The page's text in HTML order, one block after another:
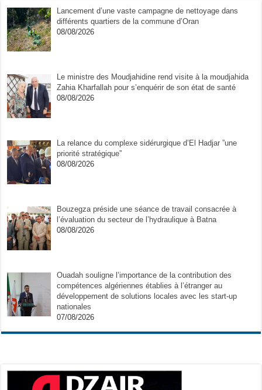
Lancement d’une vaste campagne de nettoyage dans
différents quartiers de la commune d’Oran
08/08/2026
Le ministre des Moudjahidine rend visite à la moudjahida
Zahia Kharfallah pour s’enquérir de son état de santé
08/08/2026
La relance du complexe sidérurgique d’El Hadjar ”une
priorité stratégique”
08/08/2026
Bouzegza préside une séance de travail consacrée à
l’évaluation du secteur de l’hydraulique à Batna
08/08/2026
Ouadah souligne l’importance de la contribution des
compétences algériennes établies à l’étranger au
développement de solutions locales avec les start-up
nationales
07/08/2026